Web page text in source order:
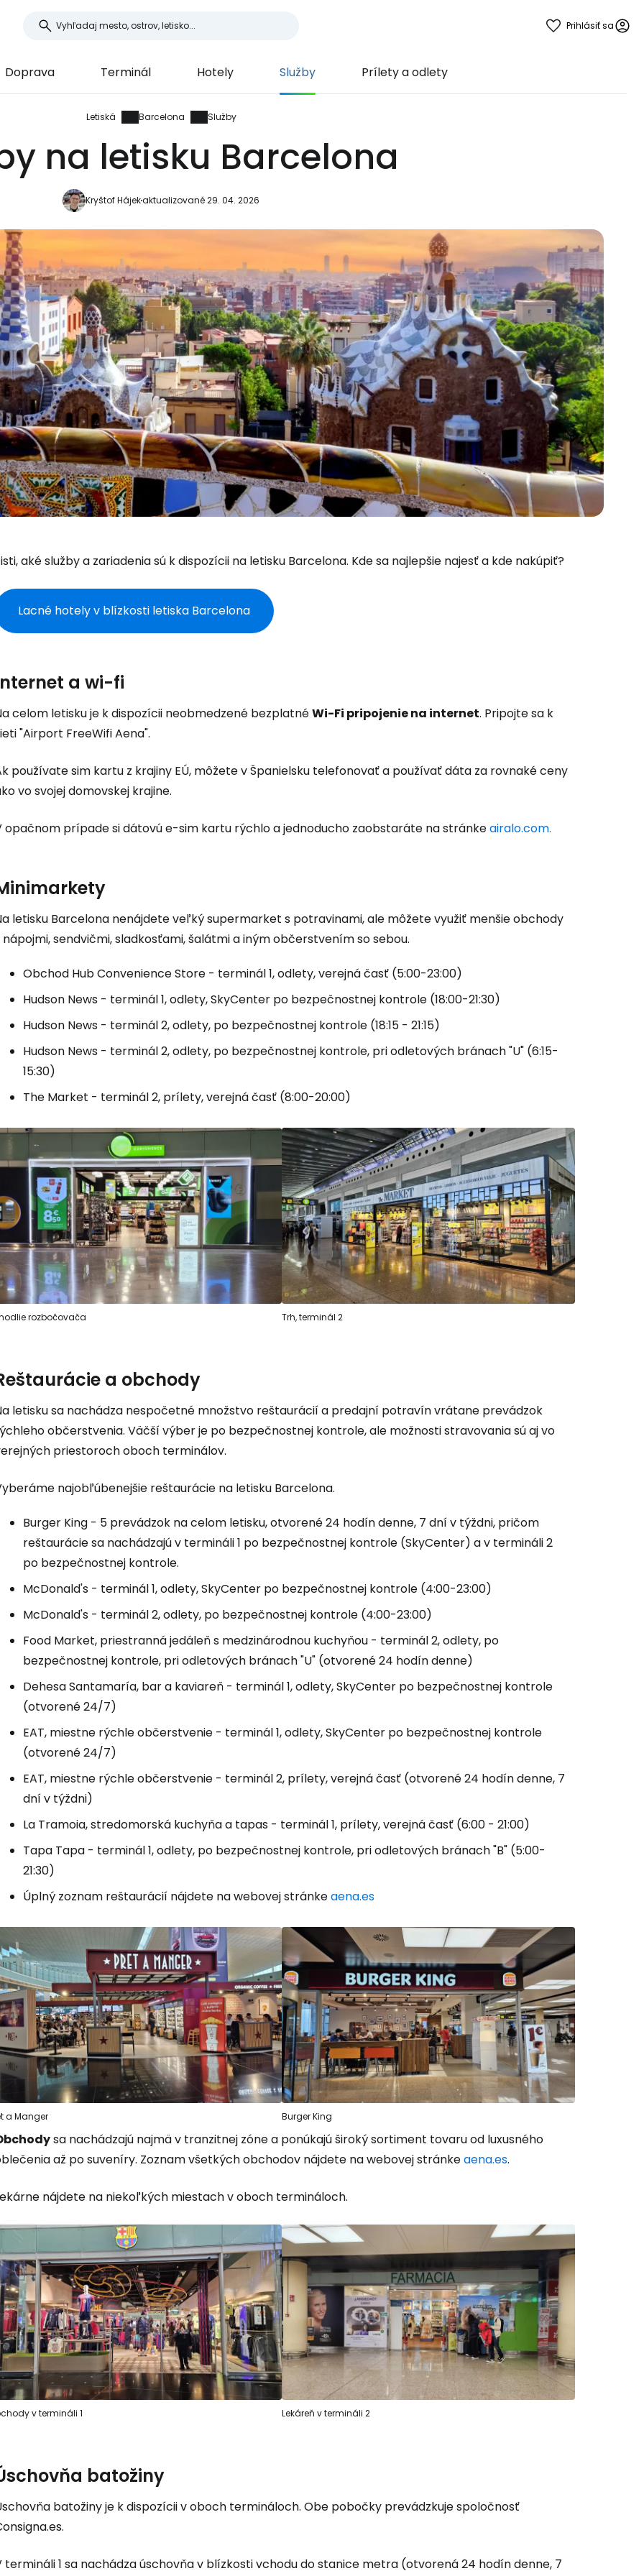
Prihlásiť sa
Doprava Terminál Hotely Služby Prílety a odlety
Letiská Barcelona Služby
na letisku Barcelona
Kryštof Hájekaktualizované 29. 04. 2026
aké služby a zariadenia sú k dispozícii na letisku Barcelona. Kde sa najlepšie najesť a kde nakúpiť?
Lacné hotely v blízkosti letiska Barcelona
a wi-fi
celom letisku je k dispozícii neobmedzené bezplatnéWi-Fi pripojenie na internet. Pripojte sa k
"Airport FreeWifi Aena".
používate sim kartu z krajiny EÚ, môžete v Španielsku telefonovať a používať dáta za rovnaké ceny
vo svojej domovskej krajine.
opačnom prípade si dátovú e-sim kartu rýchlo a jednoducho zaobstaráte na stránkeairalo.com.
letisku Barcelona nenájdete veľký supermarket s potravinami, ale môžete využiť menšie obchody
nápojmi, sendvičmi, sladkosťami, šalátmi a iným občerstvením so sebou.
Obchod Hub Convenience Store - terminál 1, odlety, verejná časť (5:00-23:00)
Hudson News - terminál 1, odlety, SkyCenter po bezpečnostnej kontrole (18:00-21:30)
Hudson News - terminál 2, odlety, po bezpečnostnej kontrole (18:15 - 21:15)
Hudson News - terminál 2, odlety, po bezpečnostnej kontrole, pri odletových bránach "U" (6:15-
15:30)
The Market - terminál 2, prílety, verejná časť (8:00-20:00)
rozbočovača Trh, terminál 2
a obchody
letisku sa nachádza nespočetné množstvo reštaurácií a predajní potravín vrátane prevádzok
občerstvenia. Väčší výber je po bezpečnostnej kontrole, ale možnosti stravovania sú aj vo
priestoroch oboch terminálov.
najobľúbenejšie reštaurácie na letisku Barcelona.
Burger King - 5 prevádzok na celom letisku, otvorené 24 hodín denne, 7 dní v týždni, pričom
reštaurácie sa nachádzajú v termináli 1 po bezpečnostnej kontrole (SkyCenter) a v termináli 2
po bezpečnostnej kontrole.
McDonald's - terminál 1, odlety, SkyCenter po bezpečnostnej kontrole (4:00-23:00)
McDonald's - terminál 2, odlety, po bezpečnostnej kontrole (4:00-23:00)
Food Market, priestranná jedáleň s medzinárodnou kuchyňou - terminál 2, odlety, po
bezpečnostnej kontrole, pri odletových bránach "U" (otvorené 24 hodín denne)
Dehesa Santamaría, bar a kaviareň - terminál 1, odlety, SkyCenter po bezpečnostnej kontrole
(otvorené 24/7)
EAT, miestne rýchle občerstvenie - terminál 1, odlety, SkyCenter po bezpečnostnej kontrole
(otvorené 24/7)
EAT, miestne rýchle občerstvenie - terminál 2, prílety, verejná časť (otvorené 24 hodín denne, 7
dní v týždni)
La Tramoia, stredomorská kuchyňa a tapas - terminál 1, prílety, verejná časť (6:00 - 21:00)
Tapa Tapa - terminál 1, odlety, po bezpečnostnej kontrole, pri odletových bránach "B" (5:00-
21:30)
Úplný zoznam reštaurácií nájdete na webovej stránkeaena.es
a Manger Burger King
sa nachádzajú najmä v tranzitnej zóne a ponúkajú široký sortiment tovaru od luxusného
až po suveníry. Zoznam všetkých obchodov nájdete na webovej stránkeaena.es.
nájdete na niekoľkých miestach v oboch termináloch.
v termináli 1 Lekáreň v termináli 2
batožiny
batožiny je k dispozícii v oboch termináloch. Obe pobočky prevádzkuje spoločnosť
termináli 1 sa nachádza úschovňa v blízkosti vchodu do stanice metra (otvorená 24 hodín denne, 7
Prihláste sa do služby
Cestee
... celosvetovej komunity cestovateľov
Pokračovať na Facebooku
Pokračovať s e-mailom